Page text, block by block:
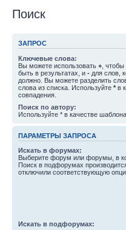
Поиск
ЗАПРОС
Ключевые слова:
Вы можете использовать + ,
быть в результатах, и - для слов,
должно. Вы можете разделить
слова из списка. Используйте * в
совпадения.
Поиск по автору:
Используйте * в качестве шаблона.
ПАРАМЕТРЫ ЗАПРОСА
Искать в форумах:
Выберите форум или форумы, в
Поиск в подфорумах
отключили соответствующую
Искать в подфорумах: